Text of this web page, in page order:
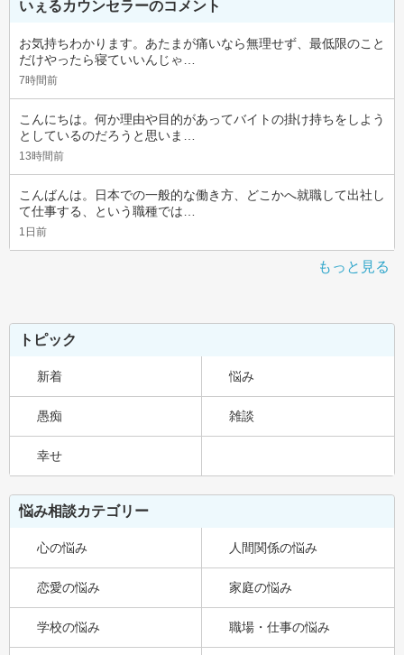
いぇるカウンセラーのコメント
お気持ちわかります。あたまが痛いなら無理せず、最低限のこと
だけやったら寝ていいんじゃ…
7時間前
こんにちは。何か理由や目的があってバイトの掛け持ちをしよう
としているのだろうと思いま…
13時間前
こんばんは。日本での一般的な働き方、どこかへ就職して出社し
て仕事する、という職種では…
1日前
もっと見る
トピック
新着 悩み
愚痴 雑談
幸せ
悩み相談カテゴリー
心の悩み 人間関係の悩み
恋愛の悩み 家庭の悩み
学校の悩み 職場・仕事の悩み